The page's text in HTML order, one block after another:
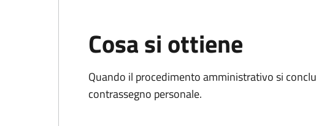
Cosa si ottiene
Quando il procedimento amministrativo si
contrassegno personale.